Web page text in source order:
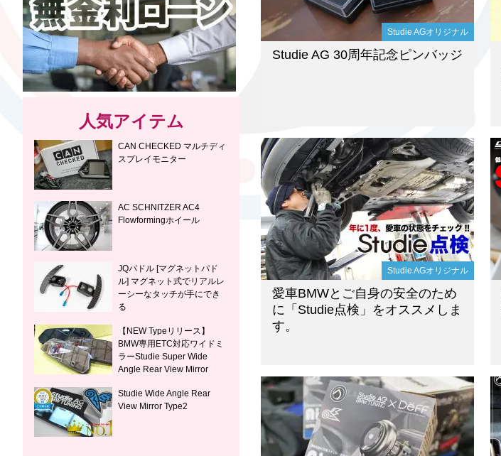
人気アイテム
CAN CHECKED マルチディ
スプレイモニター
AC SCHNITZER AC4
Flowformingホイール
JQパドル [マグネットパド
ル] マグネット式でリアルレ
ーシーなタッチが手にでき
る
【NEW Typeリリース】
BMW専用ETC対応ワイドミ
ラーStudie Super Wide
Angle Rear View Mirror
Studie Wide Angle Rear
View Mirror Type2
Studie AGオリジナル
Studie AG 30周年記念ピンバッジ
Studie AGオリジナル
愛車BMWとご自身の安全のため
に「Studie点検」をオススメしま
す。